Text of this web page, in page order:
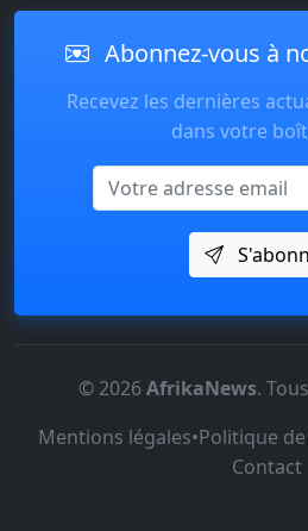
Abonnez-vous à
Recevez les dernières
dans votre
Email
© 2026AfrikaNews.
Mentions légales•Politique
Contact